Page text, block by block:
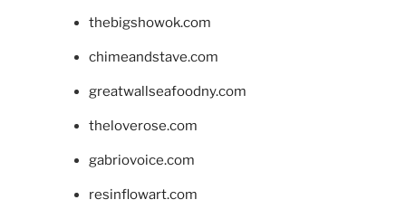
thebigshowok.com
chimeandstave.com
greatwallseafoodny.com
theloverose.com
gabriovoice.com
resinflowart.com